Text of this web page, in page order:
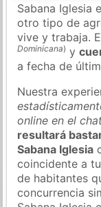
Sabana Iglesia
otro tipo de
vive y trabaja.
Dominicana) y
a fecha de
Nuestra
online en el
resultará
Sabana Iglesia
coincidente a
de habitantes
concurrencia